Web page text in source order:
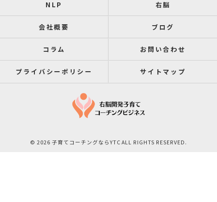
NLP 右脳
会社概要 ブログ
コラム お問い合わせ
プライバシーポリシー サイトマップ
© 2026 子育てコーチングならYTC ALL RIGHTS RESERVED.